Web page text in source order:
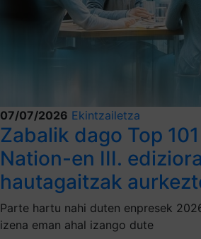
07/07/2026 Ekintzailetza
Zabalik dago Top
Nation-en III.
hautagaitzak
Parte hartu nahi duten enpresek
izena eman ahal izango dute